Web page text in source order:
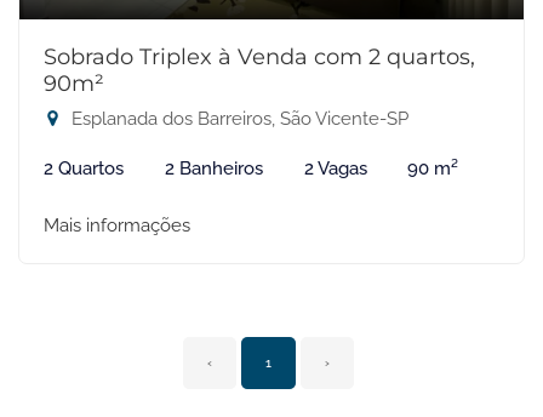
Sobrado Triplex à Venda com 2 quartos,
90m²
Esplanada dos Barreiros, São Vicente-SP
2 Quartos 2 Banheiros 2 Vagas 90 m²
Mais informações
‹ 1 ›